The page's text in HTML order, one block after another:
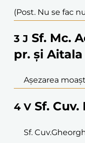
(Post. Nu se fac
3 J Sf. Mc.
pr. și
Așezarea
4 V Sf.
Sf.